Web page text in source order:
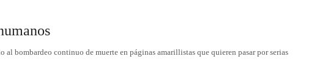
al bombardeo continuo de muerte en páginas amarillistas que quieren pasar por serias